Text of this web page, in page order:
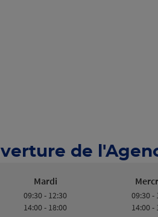
de
Mardi
09:30 - 12:30
14:00 - 18:00
09:30 -
14:00 -